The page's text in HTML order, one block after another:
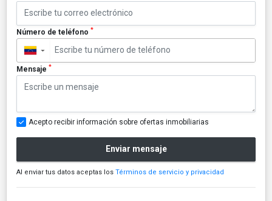
Número de teléfono *
▼
Mensaje *
Acepto recibir información sobre ofertas inmobiliarias
Enviar mensaje
Al enviar tus datos aceptas los Términos de servicio y privacidad